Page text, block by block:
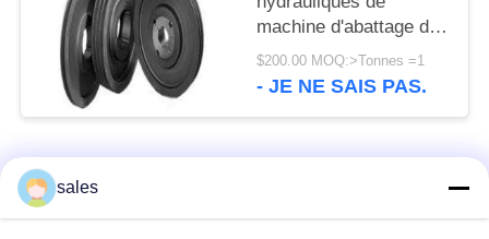
machine d'abattage de
roues de poulie de
broyeur de cône de
$200.00 MOQ:>Tonnes =1
- JE NE SAIS PAS.
Catégories populaires
sales